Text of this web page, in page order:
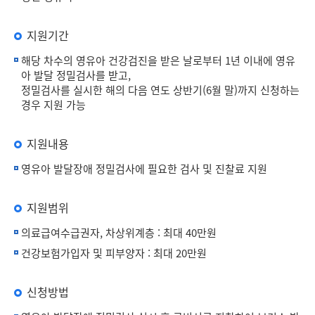
지원기간
해당 차수의 영유아 건강검진을 받은 날로부터 1년 이내에 영유
아 발달 정밀검사를 받고,
정밀검사를 실시한 해의 다음 연도 상반기(6월 말)까지 신청하는
경우 지원 가능
지원내용
영유아 발달장애 정밀검사에 필요한 검사 및 진찰료 지원
지원범위
의료급여수급권자, 차상위계층 : 최대 40만원
건강보험가입자 및 피부양자 : 최대 20만원
신청방법